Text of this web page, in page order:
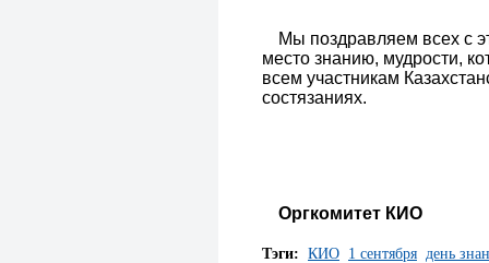
Мы поздравляем всех с
место знанию, мудрости,
всем участникам
состязаниях.
Оргкомитет КИО
Тэги: КИО 1 сентября день